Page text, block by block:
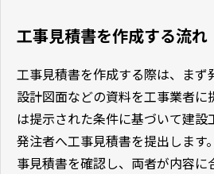
工事見積書を作成する流れ
工事見積書を作成する際は、まず
設計図面などの資料を工事業者に
は提示された条件に基づいて建設
発注者へ工事見積書を提出します
事見積書を確認し、両者が内容